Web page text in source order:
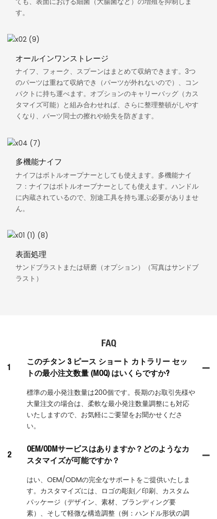
す。
オールインワンストレージ
ナイフ、フォーク、スプーンはまとめて収納できます。3つ
のパーツは重ねて収納でき（パーツが外れないので）、コン
パクトに持ち運べます。オプションのキャリーバッグ（カス
タマイズ可能）と組み合わせれば、さらに整理整頓がしやす
くなり、パーツ同士の擦れや紛失を防ぎます。
多機能ナイフ
ナイフはボトルオープナーとしても使えます。多機能ナイ
フ：ナイフはボトルオープナーとしても使えます。ハンドル
に内蔵されているので、別途工具を持ち運ぶ必要がありませ
ん。
表面処理
サンドブラストまたは研磨（オプション）（写真はサンドブ
ラスト）
FAQ
1
このチタン 3 ピース ショート カトラリー セッ
トの最小注文数量 (MOQ) はいくらですか?
標準の最小発注数量は200個です。長期のお取引先様や
大量注文の場合は、柔軟な最小発注数量調整にも対応
いたしますので、お気軽にご要望をお聞かせくださ
い。
2
OEM/ODMサービスはありますか？どのようなカ
スタマイズが可能ですか？
はい、OEM/ODMの完全なサポートをご提供いたしま
す。カスタマイズには、ロゴの彫刻／印刷、カスタム
パッケージ（デザイン、素材、ブランディング要
素）、そして軽微な構造調整（例：ハンドル形状の調